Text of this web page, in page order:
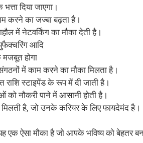
दिया जाएगा।
करने का जज्बा बढ़ता है।
में नेटवर्किंग का मौका देती है।
आदि
होगा
में काम करने का मौका मिलता है।
राशि स्टाइपेंड के रूप में दी जाती है।
को नौकरी पाने में आसानी होती है।
है, जो उनके करियर के लिए फायदेमंद है।
एक ऐसा मौका है जो आपके भविष्य को बेहतर